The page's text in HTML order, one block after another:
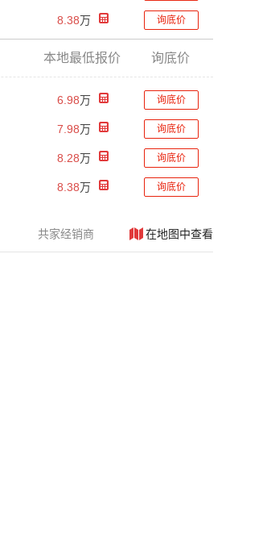
8.38万 询底价
本地最低报价 询底价
6.98万 询底价
7.98万 询底价
8.28万 询底价
8.38万 询底价
共家经销商 在地图中查看